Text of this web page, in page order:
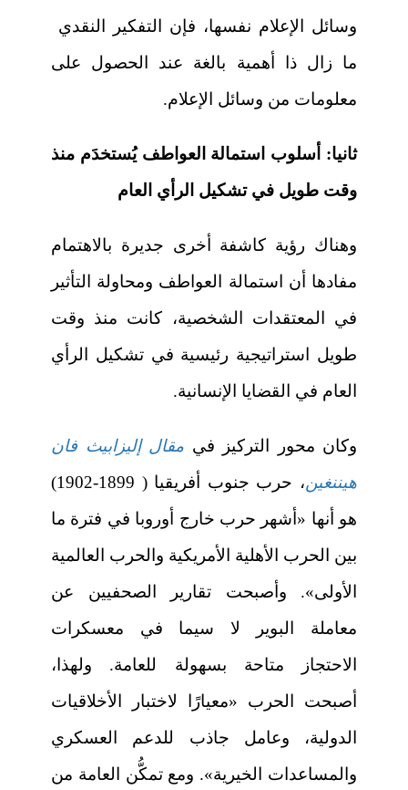
وسائل الإعلام نفسها، فإن التفكير النقدي
ما زال ذا أهمية بالغة عند الحصول على
معلومات من وسائل الإعلام.
ثانيا: أسلوب استمالة العواطف يُستخدَم منذ
وقت طويل في تشكيل الرأي العام
وهناك رؤية كاشفة أخرى جديرة بالاهتمام
مفادها أن استمالة العواطف ومحاولة التأثير
في المعتقدات الشخصية، كانت منذ وقت
طويل استراتيجية رئيسية في تشكيل الرأي
العام في القضايا الإنسانية.
وكان محور التركيز في مقال إليزابيث فان
هيننغين
، حرب جنوب أفريقيا ( 1899-1902)
هو أنها «أشهر حرب خارج أوروبا في فترة ما
بين الحرب الأهلية الأمريكية والحرب العالمية
الأولى». وأصبحت تقارير الصحفيين عن
معاملة البوير لا سيما في معسكرات
الاحتجاز متاحة بسهولة للعامة. ولهذا،
أصبحت الحرب «معيارًا لاختبار الأخلاقيات
الدولية، وعامل جاذب للدعم العسكري
والمساعدات الخيرية». ومع تمكُّن العامة من